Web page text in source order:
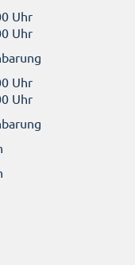
Uhr
Uhr
Uhr
Uhr